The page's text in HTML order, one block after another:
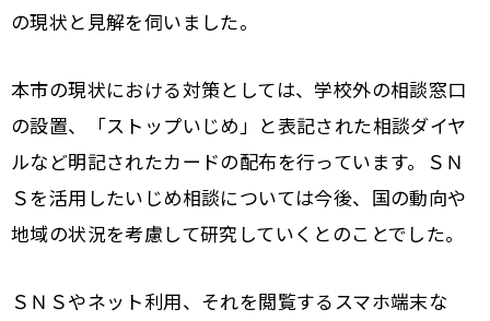
の現状と見解を伺いました。
本市の現状における対策としては、学校外の相談窓口
の設置、「ストップいじめ」と表記された相談ダイヤ
ルなど明記されたカードの配布を行っています。ＳＮ
Ｓを活用したいじめ相談については今後、国の動向や
地域の状況を考慮して研究していくとのことでした。
ＳＮＳやネット利用、それを閲覧するスマホ端末な